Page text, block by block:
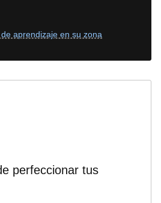
aprendizaje en su zona
perfeccionar tus